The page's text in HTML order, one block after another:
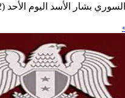
الأحد (22 أيلول 2024) المرسوم التشريعي رقم (27) لعام 2024 الذي يتضمن عفواً عاماً…